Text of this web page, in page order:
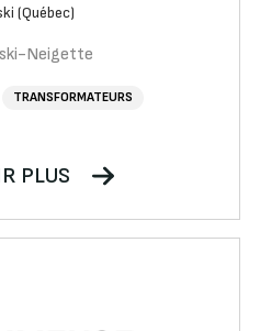
(Québec)
Neigette
TRANSFORMATEURS
PLUS